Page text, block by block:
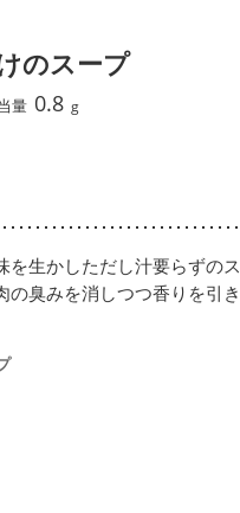
のスープ
量 0.8 g
を生かしただし汁要らずのス
の臭みを消しつつ香りを引き